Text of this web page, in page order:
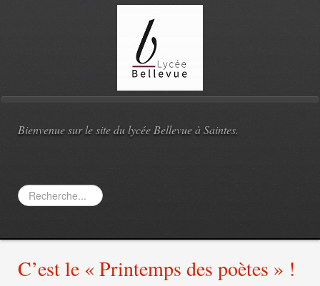
Bienvenue sur le site du lycée Bellevue à Saintes.
Rechercher
C’est le « Printemps des poètes » !